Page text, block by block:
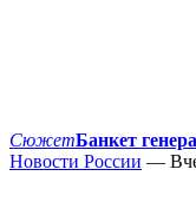
СюжетБанкет
Новости России —